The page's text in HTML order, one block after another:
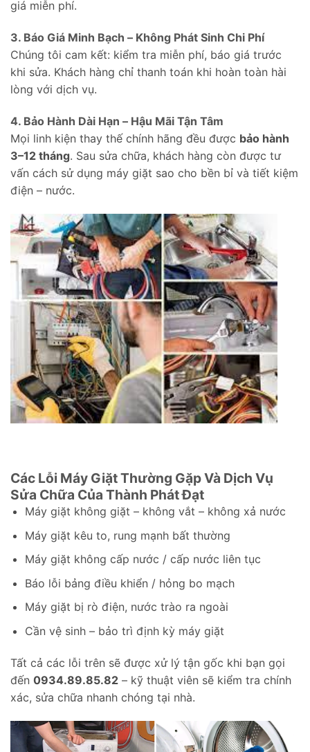
giá miễn phí.
3. Báo Giá Minh Bạch – Không Phát Sinh Chi Phí
Chúng tôi cam kết: kiểm tra miễn phí, báo giá trước
khi sửa. Khách hàng chỉ thanh toán khi hoàn toàn hài
lòng với dịch vụ.
4. Bảo Hành Dài Hạn – Hậu Mãi Tận Tâm
Mọi linh kiện thay thế chính hãng đều được bảo hành
3–12 tháng. Sau sửa chữa, khách hàng còn được tư
vấn cách sử dụng máy giặt sao cho bền bỉ và tiết kiệm
điện – nước.
Các Lỗi Máy Giặt Thường Gặp Và Dịch Vụ
Sửa Chữa Của Thành Phát Đạt
Máy giặt không giặt – không vắt – không xả nước
Máy giặt kêu to, rung mạnh bất thường
Máy giặt không cấp nước / cấp nước liên tục
Báo lỗi bảng điều khiển / hỏng bo mạch
Máy giặt bị rò điện, nước trào ra ngoài
Cần vệ sinh – bảo trì định kỳ máy giặt
Tất cả các lỗi trên sẽ được xử lý tận gốc khi bạn gọi
đến 0934.89.85.82 – kỹ thuật viên sẽ kiểm tra chính
xác, sửa chữa nhanh chóng tại nhà.